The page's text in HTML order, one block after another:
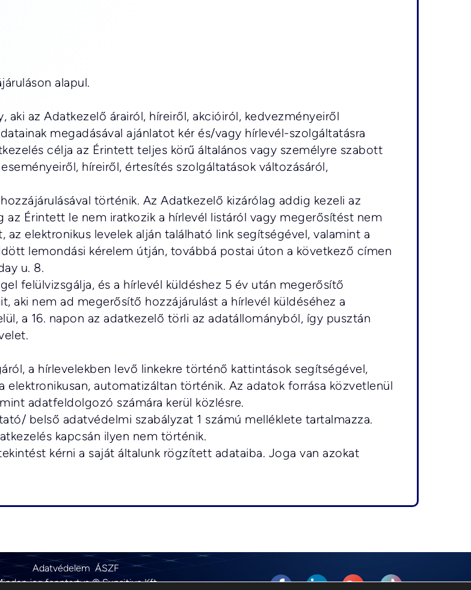
alapul.
az Adatkezelő árairól, híreiről, akcióiról, kedvezményeiről
megadásával ajánlatot kér és/vagy hírlevél-szolgáltatásra
célja az Érintett teljes körű általános vagy személyre szabott
híreiről, értesítés szolgáltatások változásáról,
történik. Az Adatkezelő kizárólag addig kezeli az
Érintett le nem iratkozik a hírlevél listáról vagy megerősítést nem
elektronikus levelek alján található link segítségével, valamint a
lemondási kérelem útján, továbbá postai úton a következő címen
u. 8.
felülvizsgálja, és a hírlevél küldéshez 5 év után megerősítő
aki nem ad megerősítő hozzájárulást a hírlevél küldéséhez a
a 16. napon az adatkezelő törli az adatállományból, így pusztán
a hírlevelekben levő linkekre történő kattintások segítségével,
automatizáltan történik. Az adatok forrása közvetlenül
adatfeldolgozó számára kerül közlésre.
belső adatvédelmi szabályzat 1 számú melléklete tartalmazza.
kapcsán ilyen nem történik.
kérni a saját általunk rögzített adataiba. Joga van azokat
Adatvédelem ÁSZF
jog fenntartva © Sunsitive Kft.